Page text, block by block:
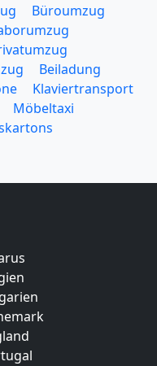
Büroumzug
Beiladung
Klaviertransport
Möbeltaxi